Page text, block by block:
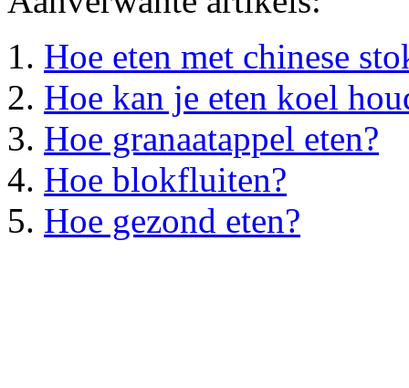
Hoe eten met chinese
Hoe kan je eten koel
Hoe granaatappel eten?
Hoe blokfluiten?
Hoe gezond eten?